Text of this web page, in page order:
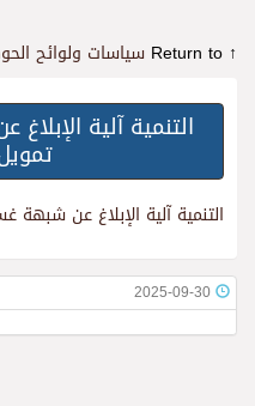
↑ Return to سياسات ولوائح
التنمية آلية
التنمية آلية الإبلاغ عن شبهة
2025-09-30